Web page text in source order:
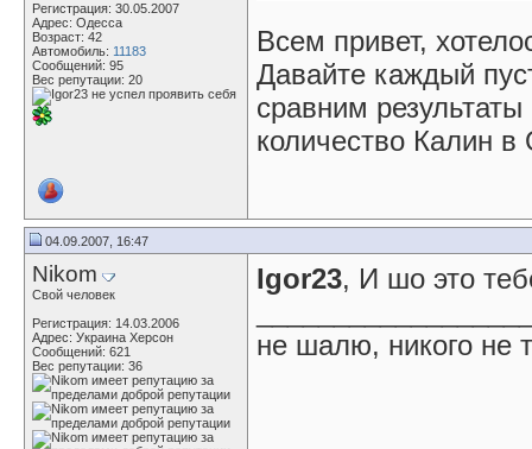
Регистрация: 30.05.2007
Адрес: Одесса
Возраст: 42
Автомобиль: 11183
Сообщений: 95
Вес репутации: 20
Всем привет,
Давайте каждый
сравним
количество Калин в
04.09.2007, 16:47
Nikom
Свой человек
Регистрация: 14.03.2006
Адрес: Украина Херсон
Сообщений: 621
Вес репутации: 36
Igor23, И шо это
не шалю, никого не